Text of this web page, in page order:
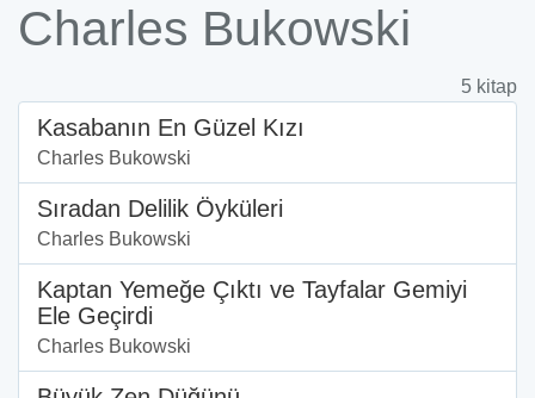
Charles Bukowski
5 kitap
Kasabanın En Güzel Kızı
Charles Bukowski
Sıradan Delilik Öyküleri
Charles Bukowski
Kaptan Yemeğe Çıktı ve Tayfalar Gemiyi
Ele Geçirdi
Charles Bukowski